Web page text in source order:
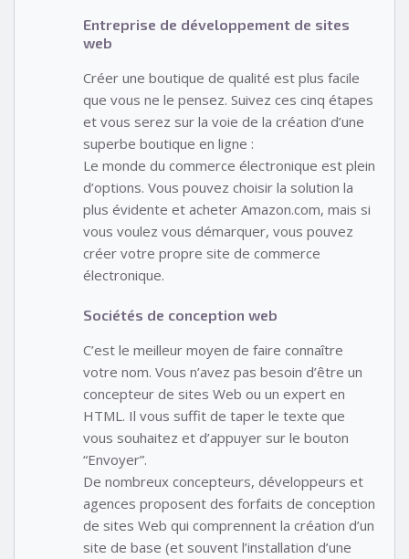
Entreprise de développement de sites
web
Créer une boutique de qualité est plus facile
que vous ne le pensez. Suivez ces cinq étapes
et vous serez sur la voie de la création d’une
superbe boutique en ligne :
Le monde du commerce électronique est plein
d’options. Vous pouvez choisir la solution la
plus évidente et acheter Amazon.com, mais si
vous voulez vous démarquer, vous pouvez
créer votre propre site de commerce
électronique.
Sociétés de conception web
C’est le meilleur moyen de faire connaître
votre nom. Vous n’avez pas besoin d’être un
concepteur de sites Web ou un expert en
HTML. Il vous suffit de taper le texte que
vous souhaitez et d’appuyer sur le bouton
“Envoyer”.
De nombreux concepteurs, développeurs et
agences proposent des forfaits de conception
de sites Web qui comprennent la création d’un
site de base (et souvent l’installation d’une